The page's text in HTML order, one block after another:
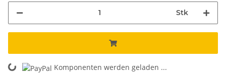
Stk
Loading... Komponenten werden geladen ...